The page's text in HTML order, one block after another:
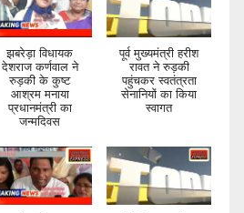
झबरेड़ा विधायक
देशराज कर्णवाल ने
रुड़की के कुष्ट
आश्रम मनाया
प्रधानमंत्री का
जन्मदिवस
पूर्व मुख्यमंत्री हरीश
रावत ने रुड़की
पहुंचकर स्वतंत्रता
सेनानियों का किया
स्वागत